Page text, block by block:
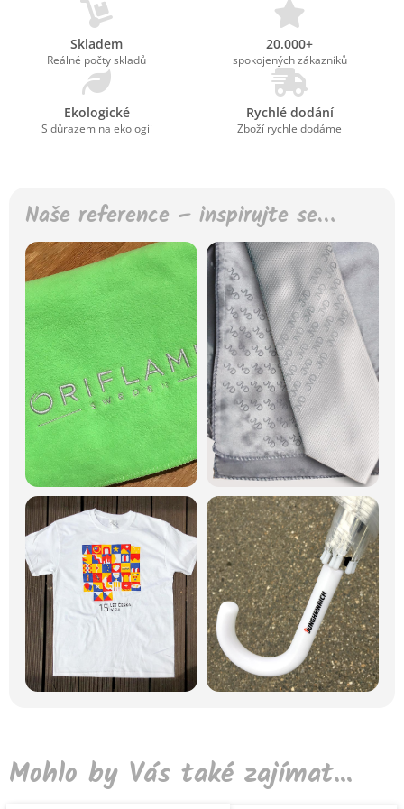
Skladem
Reálné počty skladů
20.000+
spokojených zákazníků
Ekologické
S důrazem na ekologii
Rychlé dodání
Zboží rychle dodáme
Naše reference – inspirujte se…
Mohlo by Vás také zajímat...